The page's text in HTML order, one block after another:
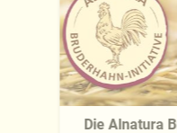
Impressum.
Die Alnatura